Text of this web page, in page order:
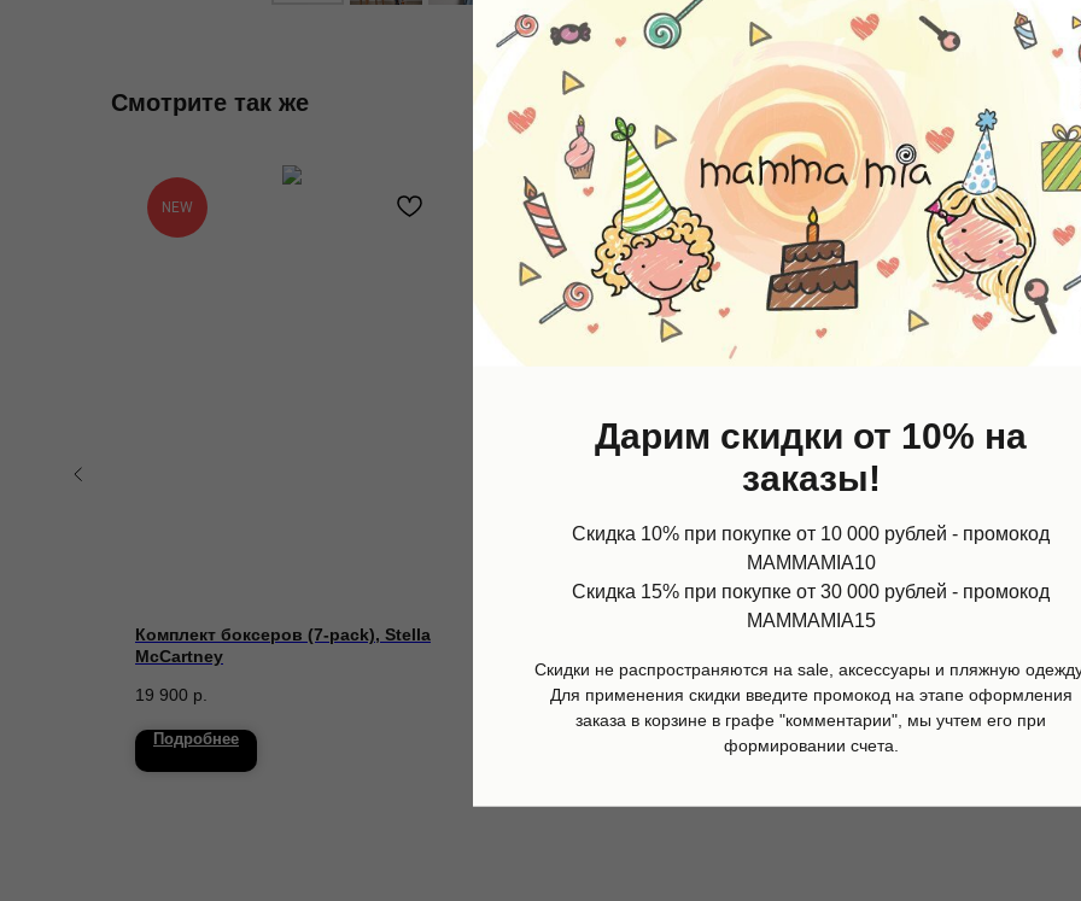
Смотрите так же
NEW
Комплект боксеров (7-pack), Stella
McCartney
19 900 р.
Подробнее
NEW
р.
Футболка Sesame,
5 100 р.
Дарим скидки от 10% на
заказы!
Скидка 10% при покупке от 10 000 рублей - промокод
MAMMAMIA10
Скидка 15% при покупке от 30 000 рублей - промокод
MAMMAMIA15
Скидки не распространяются на sale, аксессуары и пляжную
Для применения скидки введите промокод на этапе оформления
заказа в корзине в графе "комментарии", мы учтем его при
формировании счета.